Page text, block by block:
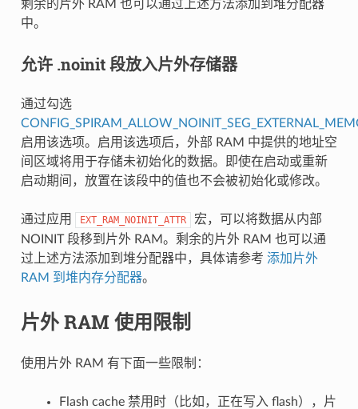
剩余的片外 RAM 也可以通过上述方法添加到堆分配器
中。
允许 .noinit 段放入片外存储器
通过勾选
启用该选项。启用该选项后，外部 RAM 中提供的地址空
间区域将用于存储未初始化的数据。即使在启动或重新
启动期间，放置在该段中的值也不会被初始化或修改。
通过应用 EXT_RAM_NOINIT_ATTR
宏，可以将数据从内部
NOINIT 段移到片外 RAM。剩余的片外 RAM 也可以通
过上述方法添加到堆分配器中，具体请参考 添加片外
RAM 到堆内存分配器。
片外 RAM 使用限制
使用片外 RAM 有下面一些限制：
Flash cache 禁用时（比如，正在写入 flash），片